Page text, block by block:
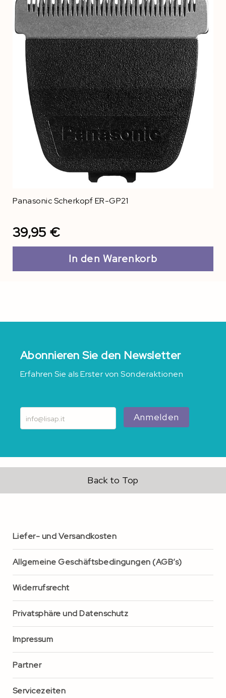
Panasonic Scherkopf ER-GP21
39,95 €
In den Warenkorb
Abonnieren Sie den Newsletter
Erfahren Sie als Erster von Sonderaktionen
Anmelden
Back to Top
Liefer- und Versandkosten
Allgemeine Geschäftsbedingungen (AGB’s)
Widerrufsrecht
Privatsphäre und Datenschutz
Impressum
Partner
Servicezeiten